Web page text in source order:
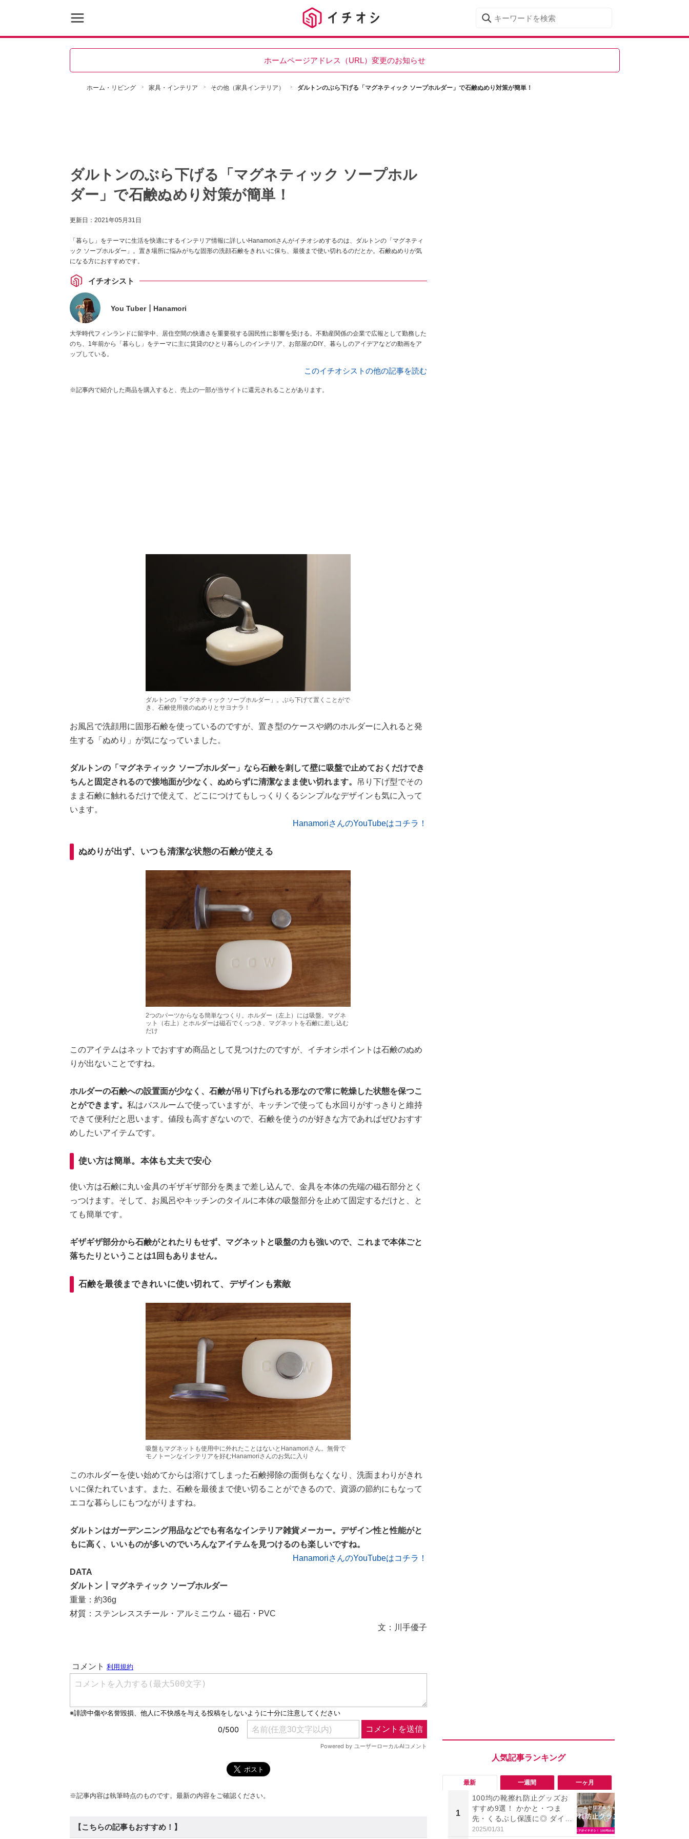
ホームページアドレス（URL）変更のお知らせ
ホーム・リビング 家具・インテリア その他（家具インテリア） ダルトンのぶら下げる「マグネティック ソープホルダー」で石鹸ぬめり対策が簡単！
ダルトンのぶら下げる「マグネティック ソープホル
ダー」で石鹸ぬめり対策が簡単！
更新日： 2021年05月31日
「暮らし」をテーマに生活を快適にするインテリア情報に詳しいHanamoriさんがイチオシめするのは、ダルトンの「マグネティ
ック ソープホルダー」。置き場所に悩みがちな固形の洗顔石鹸をきれいに保ち、最後まで使い切れるのだとか。石鹸ぬめりが気
になる方におすすめです。
イチオシスト
You Tuber┃Hanamori
大学時代フィンランドに留学中、居住空間の快適さを重要視する国民性に影響を受ける。不動産関係の企業で広報として勤務した
のち、1年前から「暮らし」をテーマに主に賃貸のひとり暮らしのインテリア、お部屋のDIY、暮らしのアイデアなどの動画をア
ップしている。
このイチオシストの他の記事を読む
※記事内で紹介した商品を購入すると、売上の一部が当サイトに還元されることがあります。
ダルトンの「マグネティック ソープホルダー」。ぶら下げて置くことがで
き、石鹸使用後のぬめりとサヨナラ！
お風呂で洗顔用に固形石鹸を使っているのですが、置き型のケースや網のホルダーに入れると発
生する「ぬめり」が気になっていました。
ダルトンの「マグネティック ソープホルダー」なら石鹸を刺して壁に吸盤で止めておくだけでき
ちんと固定されるので接地面が少なく、ぬめらずに清潔なまま使い切れます。
吊り下げ型でその
まま石鹸に触れるだけで使えて、どこにつけてもしっくりくるシンプルなデザインも気に入って
います。
HanamoriさんのYouTubeはコチラ！
ぬめりが出ず、いつも清潔な状態の石鹸が使える
2つのパーツからなる簡単なつくり。ホルダー（左上）には吸盤。マグネ
ット（右上）とホルダーは磁石でくっつき、マグネットを石鹸に差し込む
だけ
このアイテムはネットでおすすめ商品として見つけたのですが、イチオシポイントは石鹸のぬめ
りが出ないことですね。
ホルダーの石鹸への設置面が少なく、石鹸が吊り下げられる形なので常に乾燥した状態を保つこ
とができます。 私はバスルームで使っていますが、キッチンで使っても水回りがすっきりと維持
できて便利だと思います。値段も高すぎないので、石鹸を使うのが好きな方であればぜひおすす
めしたいアイテムです。
使い方は簡単。本体も丈夫で安心
使い方は石鹸に丸い金具のギザギザ部分を奥まで差し込んで、金具を本体の先端の磁石部分とく
っつけます。そして、お風呂やキッチンのタイルに本体の吸盤部分を止めて固定するだけと、と
ても簡単です。
ギザギザ部分から石鹸がとれたりもせず、マグネットと吸盤の力も強いので、これまで本体ごと
落ちたりということは1回もありません。
石鹸を最後まできれいに使い切れて、デザインも素敵
吸盤もマグネットも使用中に外れたことはないとHanamoriさん。無骨で
モノトーンなインテリアを好むHanamoriさんのお気に入り
このホルダーを使い始めてからは溶けてしまった石鹸掃除の面倒もなくなり、洗面まわりがきれ
いに保たれています。また、石鹸を最後まで使い切ることができるので、資源の節約にもなって
エコな暮らしにもつながりますね。
ダルトンはガーデンニング用品などでも有名なインテリア雑貨メーカー。デザイン性と性能がと
もに高く、いいものが多いのでいろんなアイテムを見つけるのも楽しいですね。
HanamoriさんのYouTubeはコチラ！
DATA
ダルトン┃マグネティック ソープホルダー
重量：約36g
材質：ステンレススチール・アルミニウム・磁石・PVC
文：川手優子
※記事内容は執筆時点のものです。最新の内容をご確認ください。
【こちらの記事もおすすめ！】
最新 一週間 一ヶ月
1
100均の靴擦れ防止グッズお
すすめ9選！ かかと・つま
先・くるぶし保護に◎ ダイソ
ー・セリア・キャンドゥ
2025/01/31